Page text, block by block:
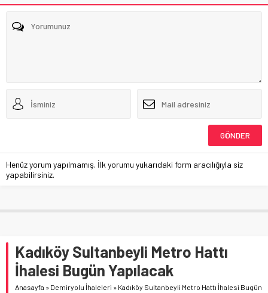
Henüz yorum yapılmamış. İlk yorumu yukarıdaki form aracılığıyla siz
yapabilirsiniz.
Kadıköy Sultanbeyli Metro Hattı
İhalesi Bugün Yapılacak
Anasayfa » Demiryolu İhaleleri » Kadıköy Sultanbeyli Metro Hattı İhalesi Bugün